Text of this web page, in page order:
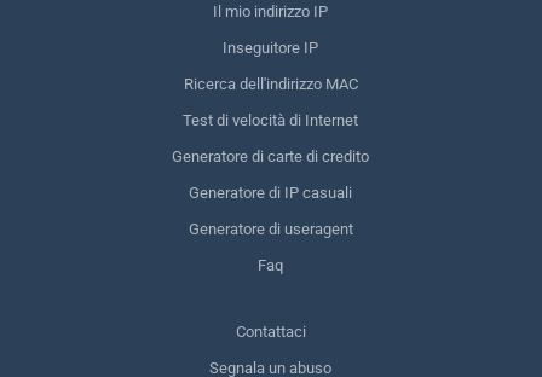
Il mio indirizzo IP
Inseguitore IP
Ricerca dell'indirizzo MAC
Test di velocità di Internet
Generatore di carte di credito
Generatore di IP casuali
Generatore di useragent
Faq
Contattaci
Segnala un abuso